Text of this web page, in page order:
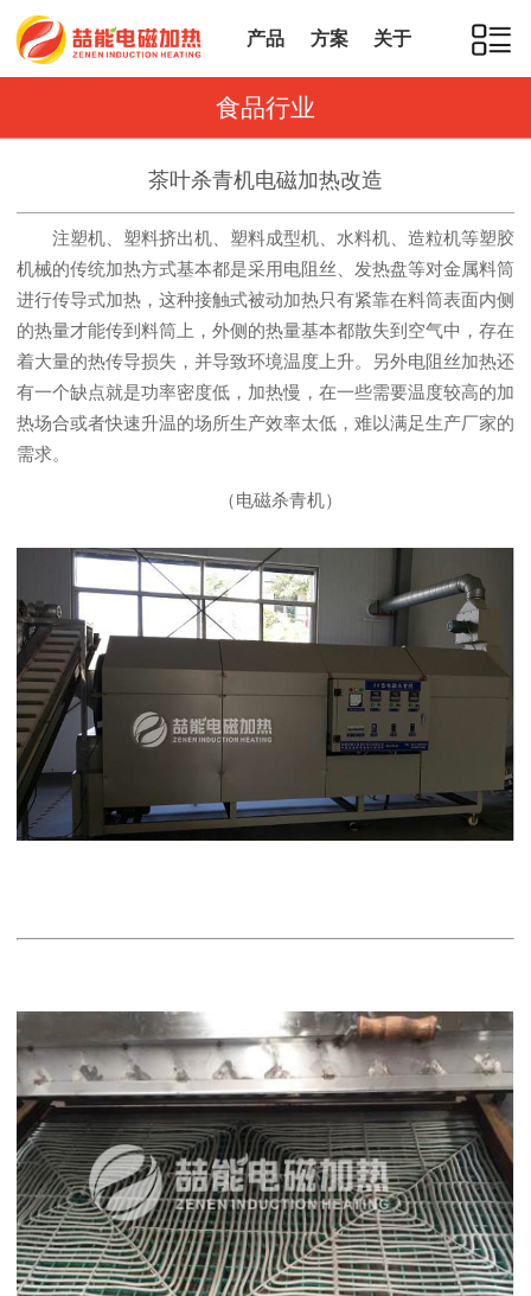
产品 方案 关于
食品行业
茶叶杀青机电磁加热改造
注塑机、塑料挤出机、塑料成型机、水料机、造粒机等塑胶
机械的传统加热方式基本都是采用电阻丝、发热盘等对金属料筒
进行传导式加热，这种接触式被动加热只有紧靠在料筒表面内侧
的热量才能传到料筒上，外侧的热量基本都散失到空气中，存在
着大量的热传导损失，并导致环境温度上升。另外电阻丝加热还
有一个缺点就是功率密度低，加热慢，在一些需要温度较高的加
热场合或者快速升温的场所生产效率太低，难以满足生产厂家的
需求。
（电磁杀青机）